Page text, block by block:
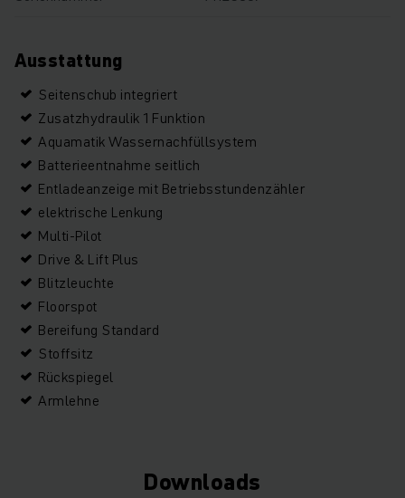
Ausstattung
Seitenschub integriert
Zusatzhydraulik 1 Funktion
Aquamatik Wassernachfüllsystem
Batterieentnahme seitlich
Entladeanzeige mit Betriebsstundenzähler
elektrische Lenkung
Multi-Pilot
Drive & Lift Plus
Blitzleuchte
Floorspot
Bereifung Standard
Stoffsitz
Rückspiegel
Armlehne
Downloads